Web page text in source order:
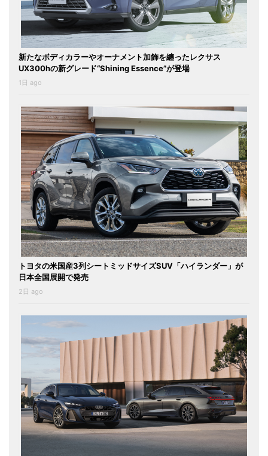
新たなボディカラーやオーナメント加飾を纏ったレクサス
UX300hの新グレード“Shining Essence”が登場
1日 ago
トヨタの米国産3列シートミッドサイズSUV「ハイランダー」が
日本全国展開で発売
2日 ago